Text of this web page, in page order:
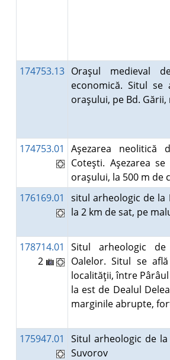
174753.13 Oraşul medieval
economică. Situl
oraşului, pe Bd. Gării,
174753.01
Aşezarea neolitică
Coteşti. Aşezarea
oraşului, la 500 m de
176169.01
situl arheologic de la
la 2 km de sat, pe
178714.01
2
Situl arheologic
Oalelor. Situl se
localităţii, între
la est de Dealul
marginile abrupte,
175947.01
Situl arheologic de
Suvorov